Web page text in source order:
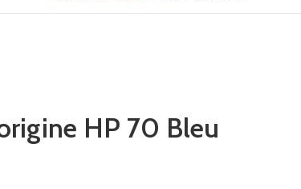
HP 70 Bleu